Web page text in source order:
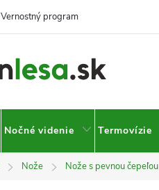
Vernostný program
Nočné videnie Termovízie
Nože Nože s pevnou čepeľou